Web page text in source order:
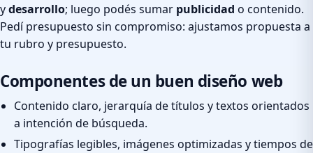
ydesarrollo; luego podés sumar publicidad o contenido.
Pedí presupuesto sin compromiso: ajustamos propuesta a
tu rubro y presupuesto.
Componentes de un buen diseño web
Contenido claro, jerarquía de títulos y textos orientados
a intención de búsqueda.
Tipografías legibles, imágenes optimizadas y tiempos de